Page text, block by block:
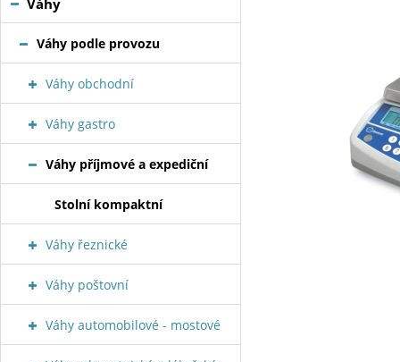
Váhy
Váhy podle provozu
Váhy obchodní
Váhy gastro
Váhy příjmové a expediční
Stolní kompaktní
Váhy řeznické
Váhy poštovní
Váhy automobilové - mostové